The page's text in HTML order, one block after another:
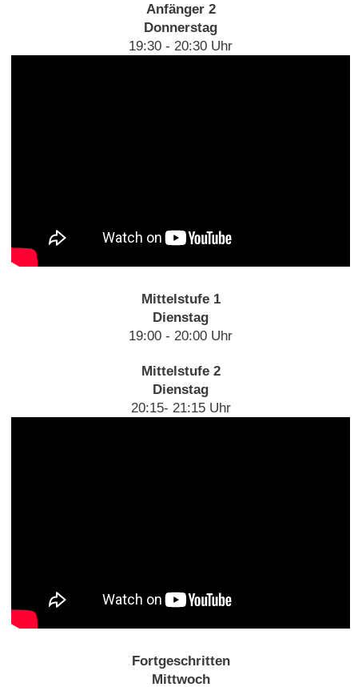
Anfänger 2
Donnerstag
19:30 - 20:30 Uhr
Mittelstufe 1
Dienstag
19:00 - 20:00 Uhr
Mittelstufe 2
Dienstag
20:15- 21:15 Uhr
Fortgeschritten
Mittwoch